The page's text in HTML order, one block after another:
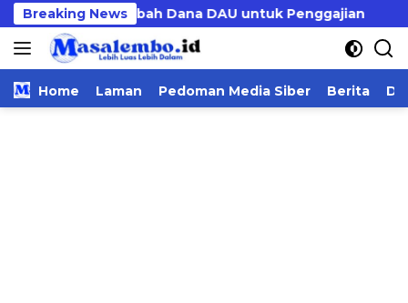
Langsung
ke
konten
Breaking News
Menkeu Tambah Dana DAU untuk Penggajian
Home Laman Pedoman Media Siber Berita